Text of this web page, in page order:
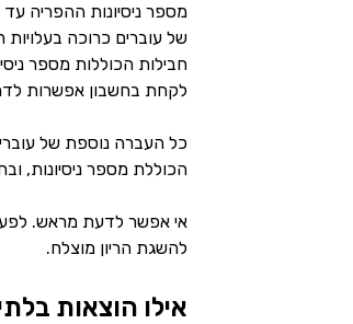
מספר ניסיונות ההפריה
של עוברים כרוכה בעלויות
חבילות הכוללות מספר
לקחת בחשבון אפשרות
כל העברה נוספת של
הכוללת מספר ניסיונות,
אי אפשר לדעת מראש.
להשגת הריון מוצלח.
אילו הוצאות